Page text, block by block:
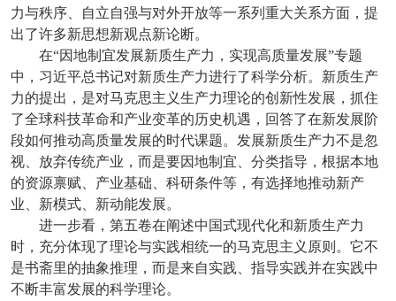
力与秩序、自立自强与对外开放等一系列重大关系方面，提
出了许多新思想新观点新论断。
在“因地制宜发展新质生产力，实现高质量发展”专题
中，习近平总书记对新质生产力进行了科学分析。新质生产
力的提出，是对马克思主义生产力理论的创新性发展，抓住
了全球科技革命和产业变革的历史机遇，回答了在新发展阶
段如何推动高质量发展的时代课题。发展新质生产力不是忽
视、放弃传统产业，而是要因地制宜、分类指导，根据本地
的资源禀赋、产业基础、科研条件等，有选择地推动新产
业、新模式、新动能发展。
进一步看，第五卷在阐述中国式现代化和新质生产力
时，充分体现了理论与实践相统一的马克思主义原则。它不
是书斋里的抽象推理，而是来自实践、指导实践并在实践中
不断丰富发展的科学理论。